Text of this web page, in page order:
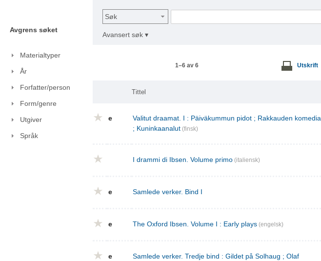
Avgrens søket
Materialtyper
År
Forfatter/person
Form/genre
Utgiver
Språk
Søk
Avansert søk ▾
1–6 av 6 Utskrift
Tittel
e
Valitut draamat. I : Päiväkummun pidot ; Rakkauden komedia
; Kuninkaanalut (finsk)
I drammi di Ibsen. Volume primo (italiensk)
e Samlede verker. Bind I
e The Oxford Ibsen. Volume I : Early plays (engelsk)
e
Samlede verker. Tredje bind : Gildet på Solhaug ; Olaf